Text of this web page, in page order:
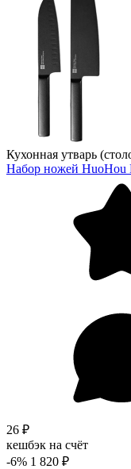
Кухонная утварь
Набор ножей HuoHou
26 ₽
кешбэк на счёт
-6% 1 820 ₽